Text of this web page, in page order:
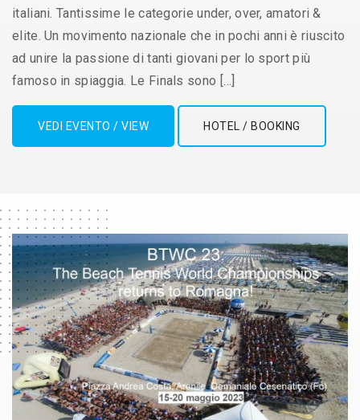
italiani. Tantissime le categorie under, over, amatori &
elite. Un movimento nazionale che in pochi anni è riuscito
ad unire la passione di tanti giovani per lo sport più
famoso in spiaggia. Le Finals sono […]
VEDI EVENTO / VIEW HOTEL / BOOKING